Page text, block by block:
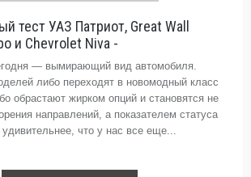
тест УАЗ Патриот, Great Wall
и Chevrolet Niva -
— вымирающий вид автомобиля.
либо переходят в новомодный класс
обрастают жирком опций и становятся не
направлений, а показателем статуса
что у нас все еще...